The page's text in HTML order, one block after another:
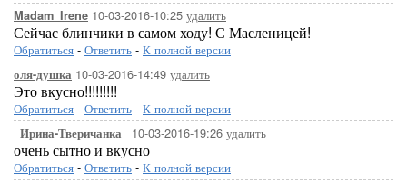
Madam_Irene 10-03-2016-10:25 удалить
Сейчас блинчики в самом ходу! С Масленицей!
Обратиться - Ответить - К полной версии
оля-душка 10-03-2016-14:49 удалить
Это вкусно!!!!!!!!!
Обратиться - Ответить - К полной версии
_Ирина-Тверичанка_ 10-03-2016-19:26 удалить
очень сытно и вкусно
Обратиться - Ответить - К полной версии